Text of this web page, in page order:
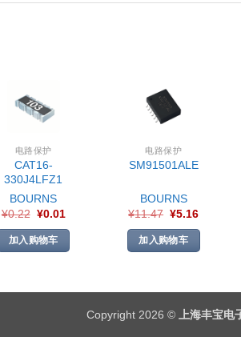
电路保护
CAT16-
330J4LFZ1
BOURNS
¥0.22 ¥0.01
加入购物车
电路保护
SM91501ALE
BOURNS
¥11.47 ¥5.16
加入购物车
Copyright 2026 © 上海丰宝电